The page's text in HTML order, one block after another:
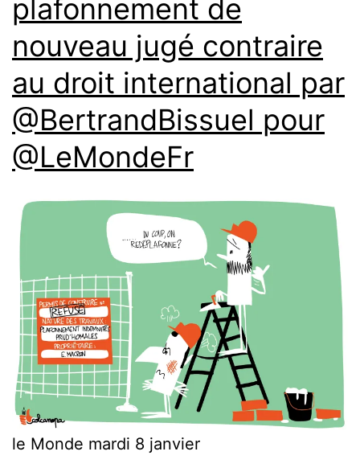
plafonnement de
nouveau jugé contraire
au droit international par
@BertrandBissuel pour
@LeMondeFr
le Monde mardi 8 janvier